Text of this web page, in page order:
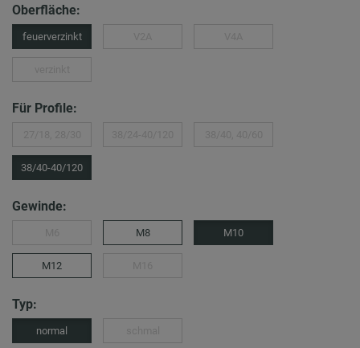
Oberfläche:
feuerverzinkt
Für Profile:
38/40-40/120
Gewinde:
M8 M10
M12
Typ:
normal